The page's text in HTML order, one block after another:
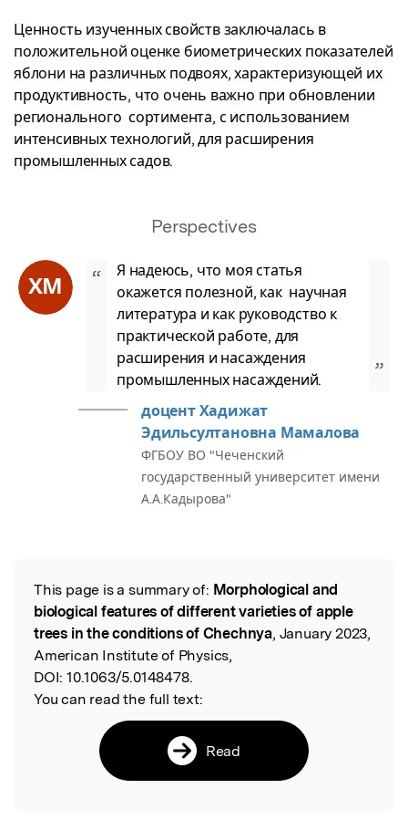
Ценность изученных свойств заключалась в
положительной оценке биометрических показателей
яблони на различных подвоях, характеризующей их
продуктивность, что очень важно при обновлении
регионального  сортимента, с использованием
интенсивных технологий, для расширения
промышленных садов.
Perspectives
ХМ “
Я надеюсь, что моя статья
окажется полезной, как  научная
литература и как руководство к
практической работе, для
расширения и насаждения
промышленных насаждений.
”
доцент Хадижат
Эдильсултановна Мамалова
ФГБОУ ВО "Чеченский
государственный университет имени
А.А.Кадырова"
Read the Original
This page is a summary of: Morphological and
biological features of different varieties of apple
trees in the conditions of Chechnya, January 2023,
American Institute of Physics,
DOI: 10.1063/5.0148478.
You can read the full text:
Read